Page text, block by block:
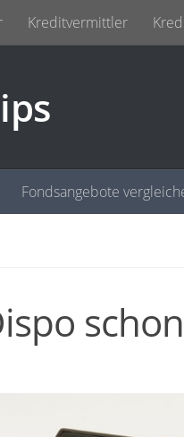
Kreditvermittler
Fondsangebote